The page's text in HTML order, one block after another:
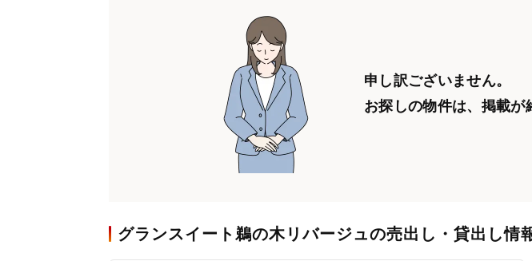
申し訳ございません。
お探しの物件は、掲載が
グランスイート鵜の木リバージュの売出し・貸出し情